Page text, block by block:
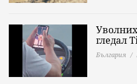
гледал
България